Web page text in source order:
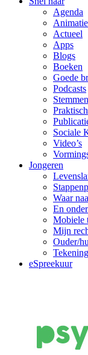
Agenda
Actueel
Apps
Blogs
Boeken
Goede
Podcasts
Praktisch
Sociale
Video’s
Jongeren
Waar
En
Mobiele
Mijn
Ouder/
eSpreekuur